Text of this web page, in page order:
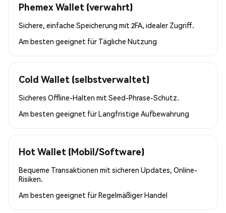
Phemex Wallet (verwahrt)
Sichere, einfache Speicherung mit 2FA, idealer Zugriff.
Am besten geeignet für Tägliche Nutzung
Cold Wallet (selbstverwaltet)
Sicheres Offline-Halten mit Seed-Phrase-Schutz.
Am besten geeignet fürLangfristige Aufbewahrung
Hot Wallet (Mobil/Software)
Bequeme Transaktionen mit sicheren Updates, Online-
Risiken.
Am besten geeignet fürRegelmäßiger Handel